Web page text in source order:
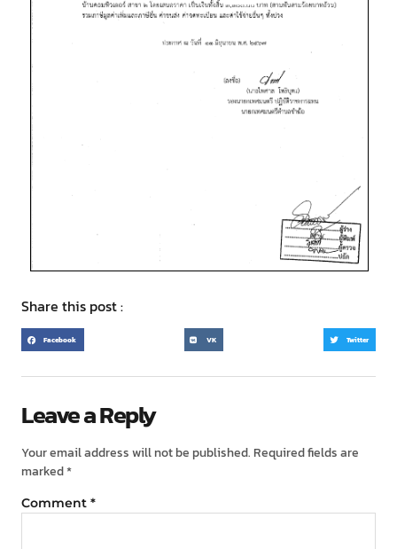
Share this post :
Facebook VK Twitter
Leave a Reply
Your email address will not be published. Required fields are
marked*
Comment *